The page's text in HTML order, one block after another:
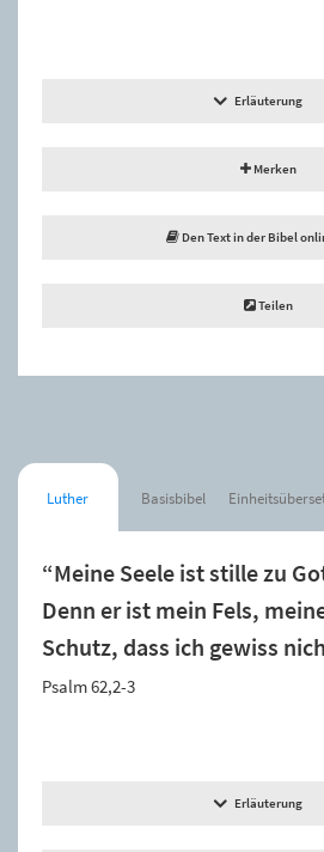
Erläuterung
Merken
Den Text in der Bibel
Teilen
Luther Basisbibel
“Meine Seele ist stille zu
Denn er ist mein Fels,
Schutz, dass ich gewiss
Psalm 62,2-3
Erläuterung